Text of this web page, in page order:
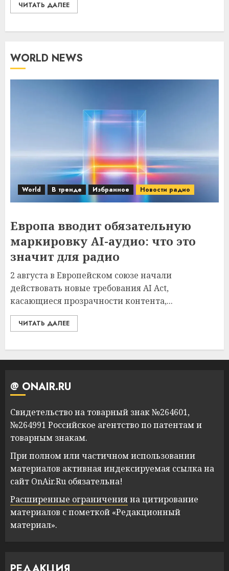
ЧИТАТЬ ДАЛЕЕ
WORLD NEWS
World В тренде Избранное Новости радио
Европа вводит обязательную
маркировку AI-аудио: что это
значит для радио
2 августа в Европейском союзе начали
действовать новые требования AI Act,
касающиеся прозрачности контента,...
ЧИТАТЬ ДАЛЕЕ
@ ONAIR.RU
Свидетельство на товарный знак №264601,
№264991 Российское агентство по патентам и
товарным знакам.
При полном или частичном использовании
материалов активная индексируемая ссылка на
сайт OnAir.Ru обязательна!
Расширенные ограниченияна цитирование
материалов с пометкой «Редакционный
материал».